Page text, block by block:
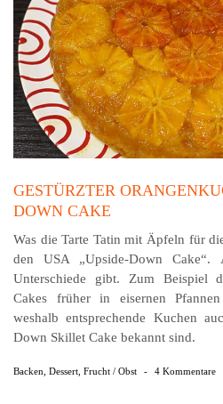
GESTÜRZTER
DOWN CAKE
Was die Tarte Tatin mit Äpfeln für
den USA „Upside-Down
Unterschiede gibt. Zum Beispiel
Cakes früher in eisernen
weshalb entsprechende Kuchen
Down Skillet Cake bekannt sind.
Backen Dessert Frucht / Obst - 4 Kommentare